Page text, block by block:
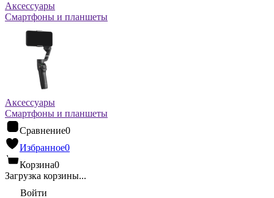
Аксессуары
Смартфоны и планшеты
Аксессуары
Смартфоны и планшеты
Сравнение0
Избранное0
Корзина0
Загрузка корзины...
Войти